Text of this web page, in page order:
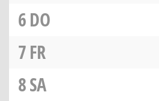
6DO
7FR
8SA